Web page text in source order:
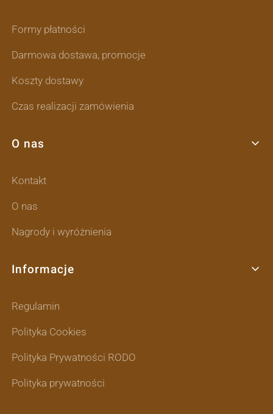
Formy płatności
Darmowa dostawa, promocje
Koszty dostawy
Czas realizacji zamówienia
O nas
Kontakt
O nas
Nagrody i wyróżnienia
Informacje
Regulamin
Polityka Cookies
Polityka Prywatności RODO
Polityka prywatności